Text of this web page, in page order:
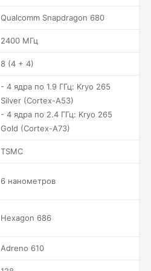
Qualcomm Snapdragon 680
2400 МГц
8 (4 + 4)
- 4 ядра по 1.9 ГГц: Kryo 265
Silver (Cortex-A53)
- 4 ядра по 2.4 ГГц: Kryo 265
Gold (Cortex-A73)
TSMC
6 нанометров
Hexagon 686
Adreno 610